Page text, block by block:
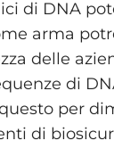
di DNA
arma
delle
di
per
di